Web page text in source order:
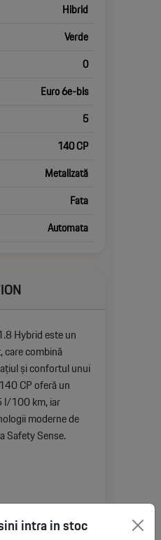
Hibrid
Verde
0
Euro 6e-bis
5
140 CP
Metalizată
Fata
Automata
Hybrid este un
care combină
și confortul unui
CP oferă un
l/100 km, iar
moderne de
Safety Sense.
intra in stoc